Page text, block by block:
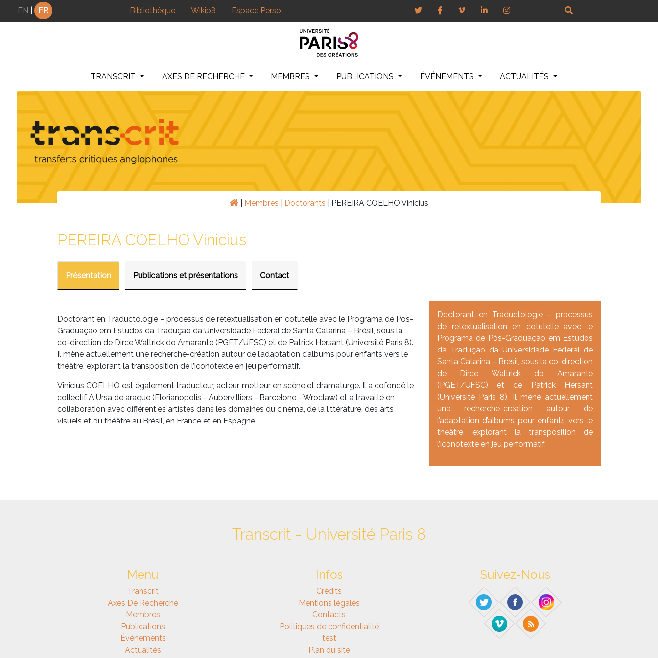
Panneau de gestion des cookies
EN FR Bibliothèque Wikip8 Espace Perso
TRANSCRIT AXES DE RECHERCHE MEMBRES PUBLICATIONS ÉVÉNEMENTS ACTUALITÉS
Membres Doctorants PEREIRA COELHO Vinicius
PEREIRA COELHO Vinicius
Présentation Publications et présentations Contact
Doctorant en Traductologie – processus de retextualisation en cotutelle avec le Programa de Pos-
Graduaçao em Estudos da Traduçao da Universidade Federal de Santa Catarina – Brésil, sous la
co-direction de Dirce Waltrick do Amarante (PGET/UFSC) et de Patrick Hersant (Université Paris 8).
Il mène actuellement une recherche-création autour de l’adaptation d’albums pour enfants vers le
théâtre, explorant la transposition de l’iconotexte en jeu performatif.
Vinicius COELHO est également traducteur, acteur, metteur en scène et dramaturge. Il a cofondé le
collectif A Ursa de araque (Florianopolis - Aubervilliers - Barcelone - Wroclaw) et a travaillé en
collaboration avec différent.es artistes dans les domaines du cinéma, de la littérature, des arts
visuels et du théâtre au Brésil, en France et en Espagne.
Doctorant en Traductologie – processus
de retextualisation en cotutelle avec le
Programa de Pós-Graduação em Estudos
da Tradução da Universidade Federal de
Santa Catarina – Brésil, sous la co-direction
de Dirce Waltrick do Amarante
(PGET/UFSC) et de Patrick Hersant
(Université Paris 8). Il mène actuellement
une recherche-création autour de
l’adaptation d’albums pour enfants vers le
théâtre, explorant la transposition de
l’iconotexte en jeu performatif.
Transcrit - Université Paris 8
Menu
Transcrit
Axes De Recherche
Membres
Publications
Événements
Actualités
Infos
Crédits
Mentions légales
Contacts
Politiques de confidentialité
test
Plan du site
Suivez-Nous